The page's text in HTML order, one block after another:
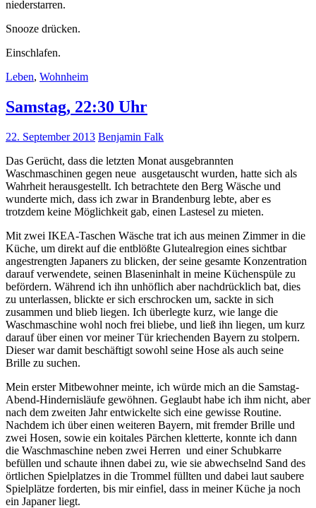
niederstarren.
Snooze drücken.
Einschlafen.
Leben, Wohnheim
Samstag, 22:30 Uhr
22. September 2013 Benjamin Falk
Das Gerücht, dass die letzten Monat ausgebrannten
Waschmaschinen gegen neue ausgetauscht wurden, hatte sich als
Wahrheit herausgestellt. Ich betrachtete den Berg Wäsche und
wunderte mich, dass ich zwar in Brandenburg lebte, aber es
trotzdem keine Möglichkeit gab, einen Lastesel zu mieten.
Mit zwei IKEA-Taschen Wäsche trat ich aus meinen Zimmer in die
Küche, um direkt auf die entblößte Glutealregion eines sichtbar
angestrengten Japaners zu blicken, der seine gesamte Konzentration
darauf verwendete, seinen Blaseninhalt in meine Küchenspüle zu
befördern. Während ich ihn unhöflich aber nachdrücklich bat, dies
zu unterlassen, blickte er sich erschrocken um, sackte in sich
zusammen und blieb liegen. Ich überlegte kurz, wie lange die
Waschmaschine wohl noch frei bliebe, und ließ ihn liegen, um kurz
darauf über einen vor meiner Tür kriechenden Bayern zu stolpern.
Dieser war damit beschäftigt sowohl seine Hose als auch seine
Brille zu suchen.
Mein erster Mitbewohner meinte, ich würde mich an die Samstag-
Abend-Hindernisläufe gewöhnen. Geglaubt habe ich ihm nicht, aber
nach dem zweiten Jahr entwickelte sich eine gewisse Routine.
Nachdem ich über einen weiteren Bayern, mit fremder Brille und
zwei Hosen, sowie ein koitales Pärchen kletterte, konnte ich dann
die Waschmaschine neben zwei Herren und einer Schubkarre
befüllen und schaute ihnen dabei zu, wie sie abwechselnd Sand des
örtlichen Spielplatzes in die Trommel füllten und dabei laut saubere
Spielplätze forderten, bis mir einfiel, dass in meiner Küche ja noch
ein Japaner liegt.